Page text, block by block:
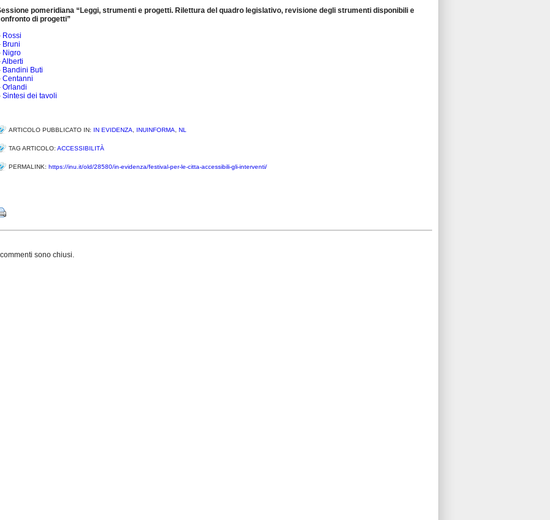
pomeridiana “Leggi, strumenti e progetti. Rilettura del quadro legislativo, revisione degli strumenti disponibili e
di progetti”
Rossi
Bruni
Nigro
Alberti
Bandini Buti
Centanni
Orlandi
Sintesi dei tavoli
ARTICOLO PUBBLICATO IN: IN EVIDENZA INUINFORMA NL
TAG ARTICOLO: ACCESSIBILITÀ
PERMALINK: https://inu.it/old/28580/in-evidenza/festival-per-le-citta-accessibili-gli-interventi/
sono chiusi.